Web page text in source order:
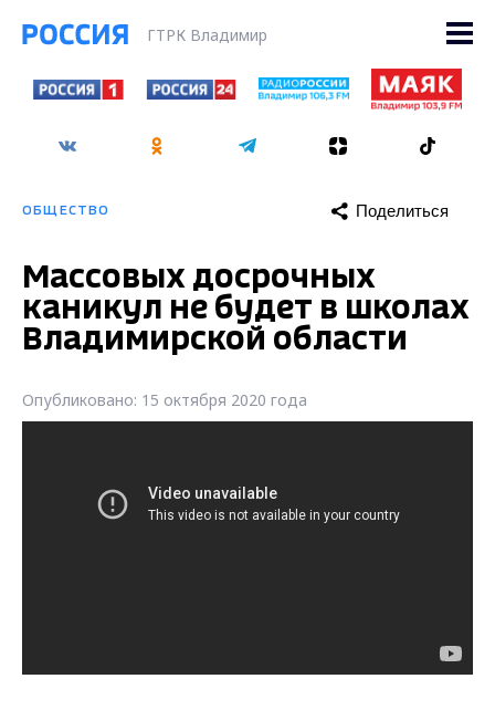
ГТРК Владимир
ОБЩЕСТВО Поделиться
Массовых досрочных
каникул не будет в школах
Владимирской области
Опубликовано: 15 октября 2020 года